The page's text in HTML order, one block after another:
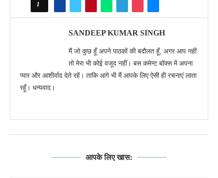
1
SANDEEP KUMAR SINGH
मैं जो कुछ हूँ अपने पाठकों की बदौलत हूँ, अगर आप नहीं
तो मेरा भी कोई वजूद नहीं। बस कमेन्ट बॉक्स में अपना
प्यार और आशीर्वाद देते रहें। ताकि आगे भी मैं आपके लिए ऐसी ही रचनाएं लाता
रहूँ। धन्यवाद।
आपके लिए खास: